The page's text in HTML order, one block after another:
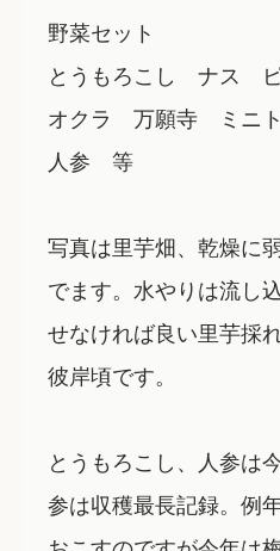
野菜セット
とうもろこし ナス
オクラ 万願寺 ミニ
人参 等
写真は里芋畑、乾燥に
でます。水やりは流し
せなければ良い里芋採
彼岸頃です。
とうもろこし、人参は
参は収穫最長記録。例